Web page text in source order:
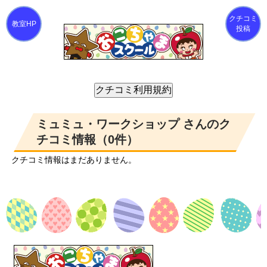
クチコミ
投稿
ミュミュ・ワークショップ さんのク
チコミ情報（0件）
クチコミ情報はまだありません。